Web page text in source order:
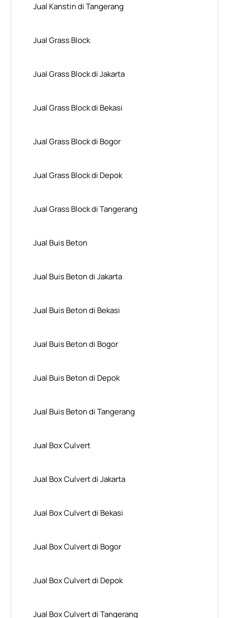
Jual Kanstin di Tangerang
Jual Grass Block
Jual Grass Block di Jakarta
Jual Grass Block di Bekasi
Jual Grass Block di Bogor
Jual Grass Block di Depok
Jual Grass Block di Tangerang
Jual Buis Beton
Jual Buis Beton di Jakarta
Jual Buis Beton di Bekasi
Jual Buis Beton di Bogor
Jual Buis Beton di Depok
Jual Buis Beton di Tangerang
Jual Box Culvert
Jual Box Culvert di Jakarta
Jual Box Culvert di Bekasi
Jual Box Culvert di Bogor
Jual Box Culvert di Depok
Jual Box Culvert di Tangerang